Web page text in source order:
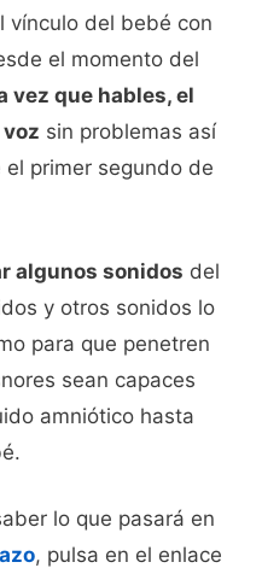
vínculo del bebé con
el momento del
vez que hables, el
sin problemas así
primer segundo de
algunos sonidos del
y otros sonidos lo
para que penetren
sean capaces
amniótico hasta
lo que pasará en
, pulsa en el enlace